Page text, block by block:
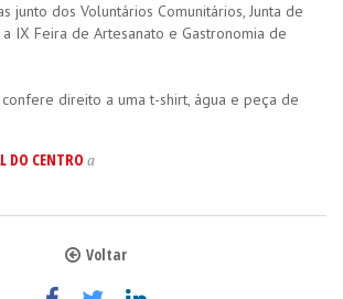
junto dos Voluntários Comunitários, Junta de
IX Feira de Artesanato e Gastronomia de
direito a uma t-shirt, água e peça de
DO CENTRO a
Voltar